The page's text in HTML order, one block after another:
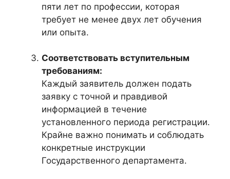
пяти лет по профессии, которая
требует не менее двух лет обучения
или опыта.
Соответствовать вступительным
требованиям:
Каждый заявитель должен подать
заявку с точной и правдивой
информацией в течение
установленного периода регистрации.
Крайне важно понимать и соблюдать
конкретные инструкции
Государственного департамента.